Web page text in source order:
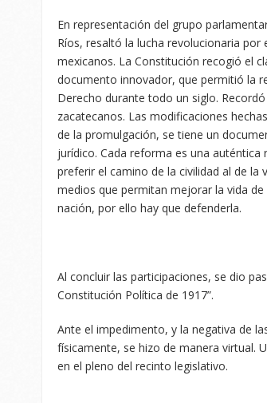
En representación del grupo
Ríos, resaltó la lucha revolucionaria
mexicanos. La Constitución recogió el
documento innovador, que permitió la
Derecho durante todo un siglo.
zacatecanos. Las modificaciones
de la promulgación, se tiene un
jurídico. Cada reforma es una auténtica
preferir el camino de la civilidad al de la
medios que permitan mejorar la vida
nación, por ello hay que defenderla.
Al concluir las participaciones, se dio
Constitución Política de 1917”.
Ante el impedimento, y la negativa de
físicamente, se hizo de manera virtual.
en el pleno del recinto legislativo.